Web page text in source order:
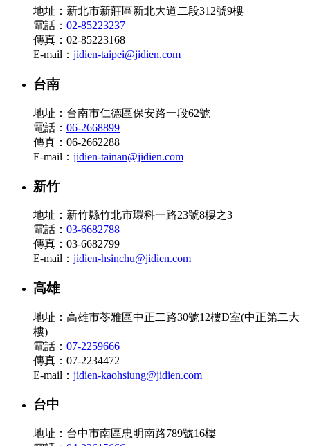
地址：新北市新莊區新北大道二段312號9樓
電話： 02-85223237
傳真：02-85223168
E-mail： jidien-taipei@jidien.com
台南
地址：台南市仁德區保安路一段62號
電話： 06-2668899
傳真：06-2662288
E-mail： jidien-tainan@jidien.com
新竹
地址：新竹縣竹北市環科一路23號8樓之3
電話： 03-6682788
傳真：03-6682799
E-mail： jidien-hsinchu@jidien.com
高雄
地址：高雄市苓雅區中正二路30號12樓D室(中正第二大
樓)
電話： 07-2259666
傳真：07-2234472
E-mail： jidien-kaohsiung@jidien.com
台中
地址：台中市南區忠明南路789號16樓